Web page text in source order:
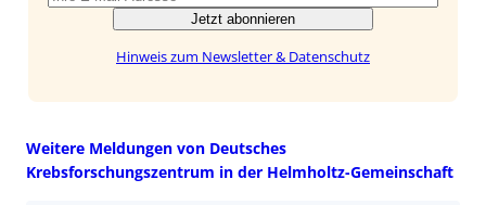
Jetzt abonnieren
Hinweis zum Newsletter & Datenschutz
Weitere Meldungen von Deutsches
Krebsforschungszentrum in der Helmholtz-Gemeinschaft